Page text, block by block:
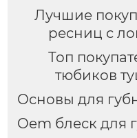
Лучшие
ресниц с
Топ
тюбиков
Основы для
Oem блеск для